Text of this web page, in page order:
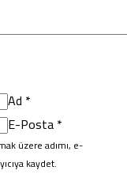
Ad *
E-Posta*
üzere adımı, e-
kaydet.